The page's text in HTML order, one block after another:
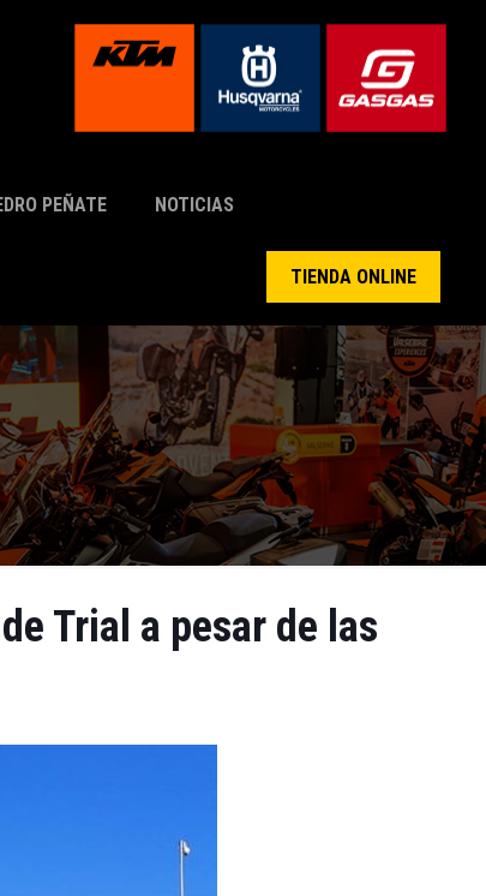
PEÑATE NOTICIAS
TIENDA ONLINE
Trial a pesar de las